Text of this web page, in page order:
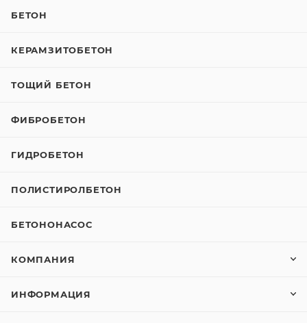
БЕТОН
КЕРАМЗИТОБЕТОН
ТОЩИЙ БЕТОН
ФИБРОБЕТОН
ГИДРОБЕТОН
ПОЛИСТИРОЛБЕТОН
БЕТОНОНАСОС
КОМПАНИЯ
ИНФОРМАЦИЯ